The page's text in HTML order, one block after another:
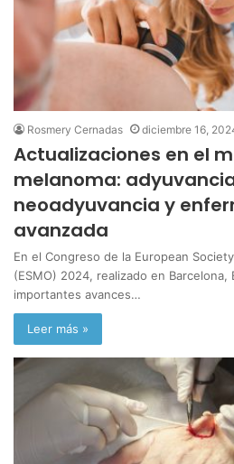
Rosmery Cernadas diciembre 16,
Actualizaciones en el
melanoma:
neoadyuvancia y
avanzada
En el Congreso de la European
(ESMO) 2024, realizado en
importantes avances…
Leer más »